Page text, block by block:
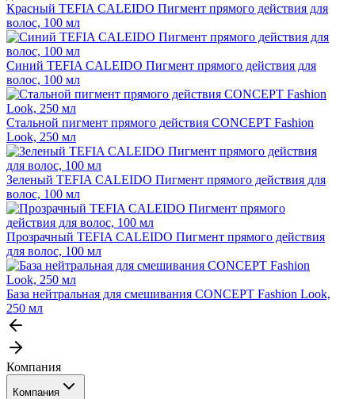
Красный TEFIA CALEIDO Пигмент прямого действия для
волос, 100 мл
Синий TEFIA CALEIDO Пигмент прямого действия для
волос, 100 мл
Стальной пигмент прямого действия CONCEPT Fashion
Look, 250 мл
Зеленый TEFIA CALEIDO Пигмент прямого действия для
волос, 100 мл
Прозрачный TEFIA CALEIDO Пигмент прямого действия
для волос, 100 мл
База нейтральная для смешивания CONCEPT Fashion Look,
250 мл
Компания
Компания